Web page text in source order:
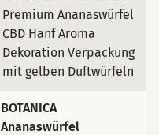
BOTANICA
Ananaswürfel